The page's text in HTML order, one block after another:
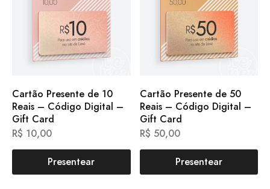
Cartão Presente de 10
Reais – Código Digital –
Gift Card
R$ 10,00
Presentear
Cartão Presente de 50
Reais – Código Digital –
Gift Card
R$ 50,00
Presentear